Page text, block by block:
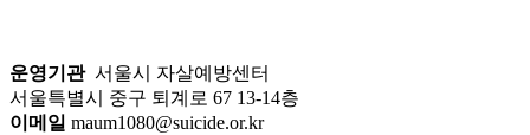
운영기관서울시 자살예방센터
서울특별시 중구 퇴계로 67 13-14층
이메일 maum1080@suicide.or.kr